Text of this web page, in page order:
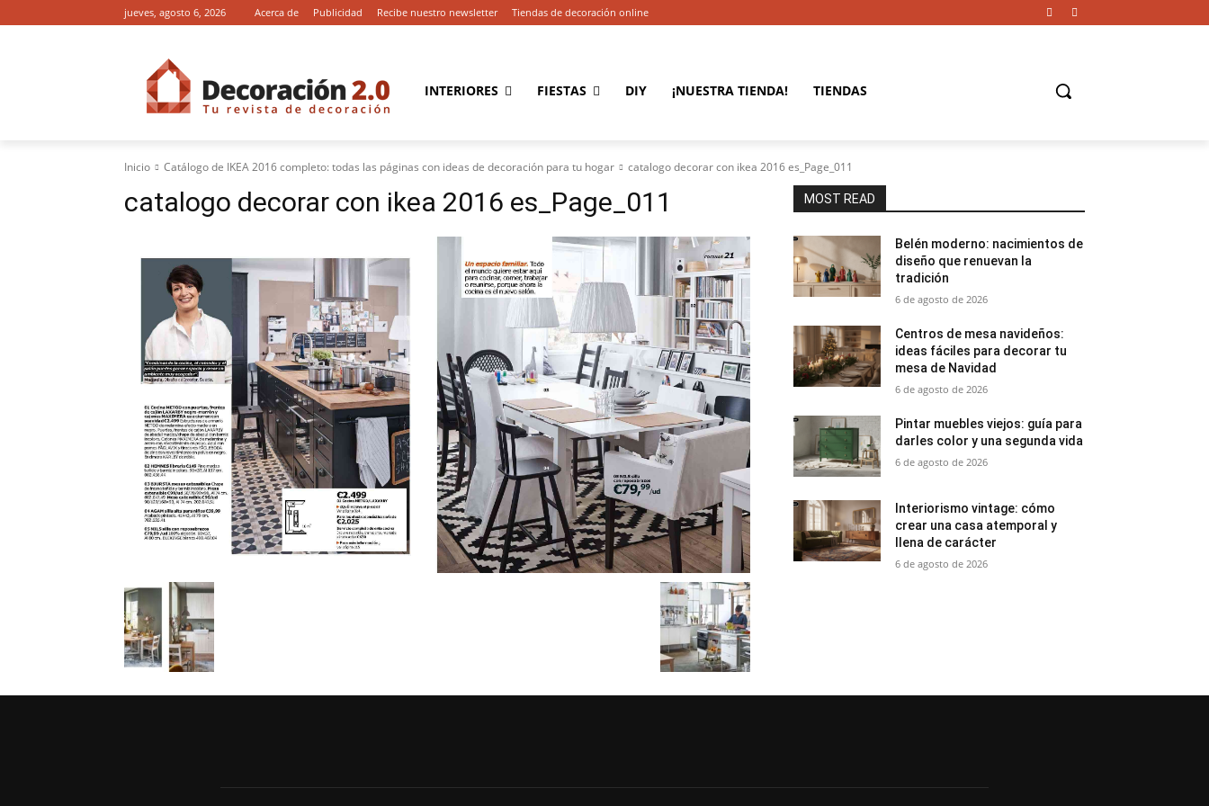
jueves, agosto 6, 2026 Acerca de Publicidad Recibe nuestro newsletter Tiendas de decoración online
INTERIORES FIESTAS DIY ¡NUESTRA TIENDA! TIENDAS
Inicio Catálogo de IKEA 2016 completo: todas las páginas con ideas de decoración para tu hogar catalogo decorar con ikea 2016 es_Page_011
catalogo decorar con ikea 2016 es_Page_011 MOST READ
Belén moderno: nacimientos de
diseño que renuevan la
tradición
6 de agosto de 2026
Centros de mesa navideños:
ideas fáciles para decorar tu
mesa de Navidad
6 de agosto de 2026
Pintar muebles viejos: guía para
darles color y una segunda vida
6 de agosto de 2026
Interiorismo vintage: cómo
crear una casa atemporal y
llena de carácter
6 de agosto de 2026